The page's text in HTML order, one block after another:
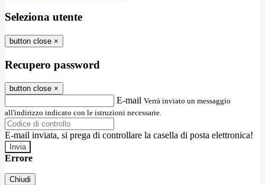
Seleziona utente
button close ×
Recupero password
button close ×
E-mail Verrà inviato un messaggio
all'indirizzo indicato con le istruzioni necessarie.
E-mail inviata, si prega di controllare la casella di posta elettronica!
Errore
Chiudi